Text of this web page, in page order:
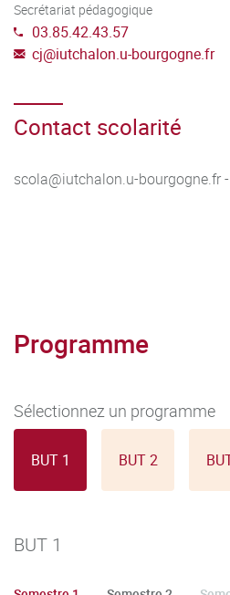
Secrétariat pédagogique
03.85.42.43.57
cj@iutchalon.u-bourgogne.fr
Contact scolarité
scola@iutchalon.u-bourgogne.fr
Programme
Sélectionnez un programme
BUT 1 BUT 2
BUT 1